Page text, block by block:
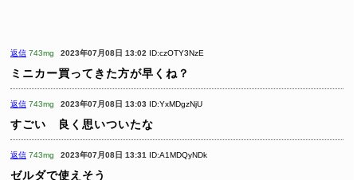
返信 743mg 2023年07月08日 13:02 ID:czOTY3NzE
ミニカー買ってきた方が早くね？
返信 743mg 2023年07月08日 13:03 ID:YxMDgzNjU
すごい 良く思いついたな
返信 743mg 2023年07月08日 13:31 ID:A1MDQyNDk
ゼルダで使えそう